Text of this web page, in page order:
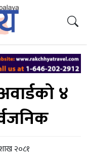
४
२०८१